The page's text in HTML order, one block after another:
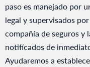
paso es manejado por
legal y supervisados
compañía de seguros y
notifícados de
Ayudaremos a